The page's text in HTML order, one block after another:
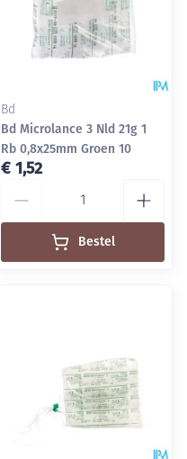
Bd
Bd Microlance 3 Nld 21g 1
Rb 0,8x25mm Groen 10
€ 1,52
Bestel